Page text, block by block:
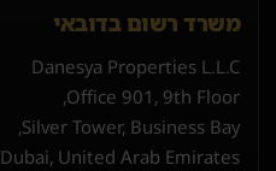
משרד רשום בדובאי
Danesya Properties L.L.C
Office 901, 9th Floor,
Silver Tower, Business Bay,
Dubai, United Arab Emirates